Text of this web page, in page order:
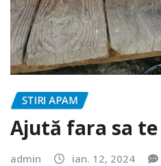
STIRI APAM
Ajută fara sa te